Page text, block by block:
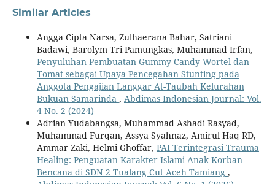
Similar Articles
Angga Cipta Narsa, Zulhaerana Bahar, Satriani
Badawi, Barolym Tri Pamungkas, Muhammad Irfan,
Penyuluhan Pembuatan Gummy Candy Wortel dan
Tomat sebagai Upaya Pencegahan Stunting pada
Anggota Pengajian Langgar At-Taubah Kelurahan
Bukuan Samarinda , Abdimas Indonesian Journal: Vol.
4 No. 2 (2024)
Adrian Yudabangsa, Muhammad Ashadi Rasyad,
Muhammad Furqan, Assya Syahnaz, Amirul Haq RD,
Ammar Zaki, Helmi Ghoffar, PAI Terintegrasi Trauma
Healing: Penguatan Karakter Islami Anak Korban
Bencana di SDN 2 Tualang Cut Aceh Tamiang ,